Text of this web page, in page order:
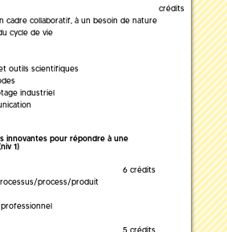
crédits
cadre collaboratif, à un besoin de nature
cycle de vie
outils scientifiques
industriel
innovantes pour répondre à une
1)
6 crédits
process/produit